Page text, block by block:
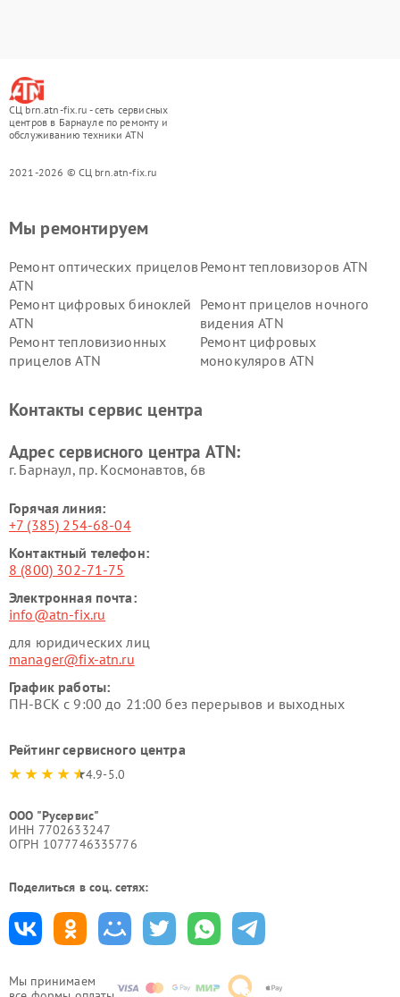
СЦ brn.atn-fix.ru - сеть сервисных
центров в Барнауле по ремонту и
обслуживанию техники ATN
2021-2026 © СЦ brn.atn-fix.ru
Мы принимаем
Мы ремонтируем
Ремонт оптических прицелов
ATN
Ремонт тепловизоров ATN
Ремонт цифровых биноклей
ATN
Ремонт прицелов ночного
видения ATN
Ремонт тепловизионных
прицелов ATN
Ремонт цифровых
монокуляров ATN
Контакты сервис центра
Адрес сервисного центра ATN:
г. Барнаул, ​пр. Космонавтов, 6в
Горячая линия:
+7 (385) 254-68-04
Контактный телефон:
8 (800) 302-71-75
Электронная почта:
info@atn-fix.ru
для юридических лиц
manager@fix-atn.ru
График работы:
ПН-ВСК с 9:00 до 21:00 без перерывов и выходных
Рейтинг сервисного центра
4.9-5.0
ООО "Русервис"
ИНН 7702633247
ОГРН 1077746335776
Поделиться в соц. сетях: